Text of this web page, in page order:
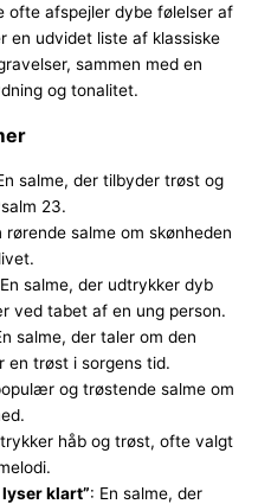
ofte afspejler dybe følelser af
en udvidet liste af klassiske
sammen med en
og tonalitet.
salme, der tilbyder trøst og
23.
rørende salme om skønheden
salme, der udtrykker dyb
ved tabet af en ung person.
salme, der taler om den
en trøst i sorgens tid.
og trøstende salme om
håb og trøst, ofte valgt
klart”: En salme, der